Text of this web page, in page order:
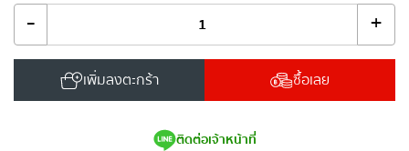
- +
เพิ่มลงตะกร้า ซื้อเลย
ติดต่อเจ้าหน้าที่